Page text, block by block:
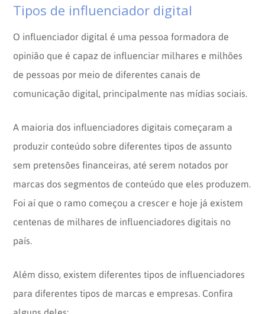
Tipos de influenciador digital
O influenciador digital é uma pessoa formadora de
opinião que é capaz de influenciar milhares e milhões
de pessoas por meio de diferentes canais de
comunicação digital, principalmente nas mídias sociais.
A maioria dos influenciadores digitais começaram a
produzir conteúdo sobre diferentes tipos de assunto
sem pretensões financeiras, até serem notados por
marcas dos segmentos de conteúdo que eles produzem.
Foi aí que o ramo começou a crescer e hoje já existem
centenas de milhares de influenciadores digitais no
país.
Além disso, existem diferentes tipos de influenciadores
para diferentes tipos de marcas e empresas. Confira